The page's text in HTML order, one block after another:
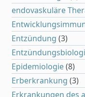
endovaskuläre
Entzündung (3)
Epidemiologie(8)
Erberkrankung (3)
Erkrankungen des